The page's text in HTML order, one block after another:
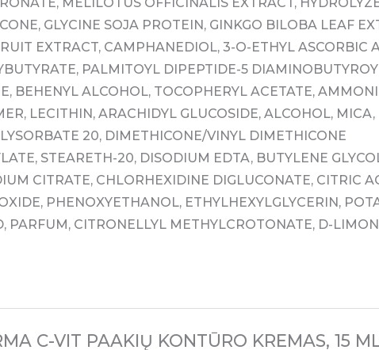
GLYCINE SOJA PROTEIN, GINKGO BILOBA LEAF
EXTRACT, CAMPHANEDIOL, 3-O-ETHYL ASCORBIC
PALMITOYL DIPEPTIDE-5
BEHENYL ALCOHOL, TOCOPHERYL ACETATE,
LECITHIN, ARACHIDYL GLUCOSIDE, ALCOHOL, MICA,
20, DIMETHICONE/VINYL DIMETHICONE
STEARETH-20, DISODIUM EDTA, BUTYLENE
CITRATE, CHLORHEXIDINE DIGLUCONATE, CITRIC
PHENOXYETHANOL, ETHYLHEXYLGLYCERIN,
PARFUM, CITRONELLYL METHYLCROTONATE, D-
C-VIT PAAKIŲ KONTŪRO KREMAS, 15